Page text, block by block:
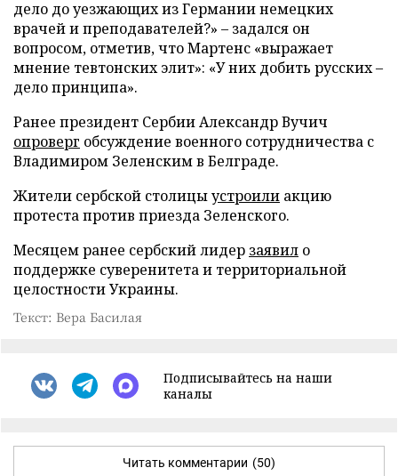
дело до уезжающих из Германии немецких
врачей и преподавателей?» – задался он
вопросом, отметив, что Мартенс «выражает
мнение тевтонских элит»: «У них добить русских –
дело принципа».
Ранее президент Сербии Александр Вучич
опроверг обсуждение военного сотрудничества с
Владимиром Зеленским в Белграде.
Жители сербской столицыустроили акцию
протеста против приезда Зеленского.
Месяцем ранее сербский лидер заявил о
поддержке суверенитета и территориальной
целостности Украины.
Текст: Вера Басилая
Подписывайтесь на наши
каналы
Читать комментарии (50)